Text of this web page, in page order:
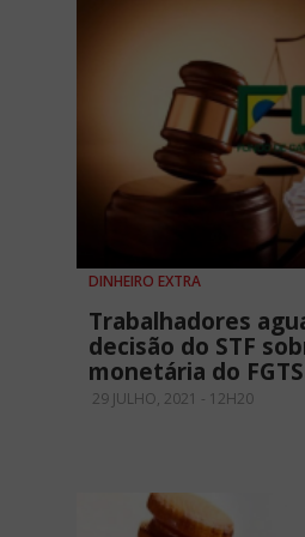
DINHEIRO EXTRA
Trabalhadores
decisão do STF
monetária do FGTS
29 JULHO, 2021 - 12H20